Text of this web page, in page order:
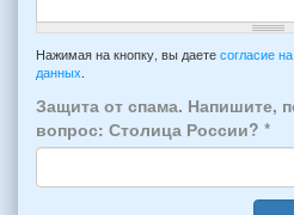
отъезда
из
Феодосии:
*
-
например:
6
человек:
4
взрослых
Примечание
Нажимая на кнопку, вы даете согласие
данных
Защита от спама. Напишите,
вопрос: Столица России? *